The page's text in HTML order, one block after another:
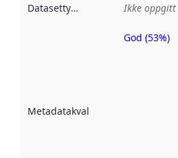
Datasettype Ikke oppgitt
Metadatakvalitet
Metadatakvalitet
God (53%)